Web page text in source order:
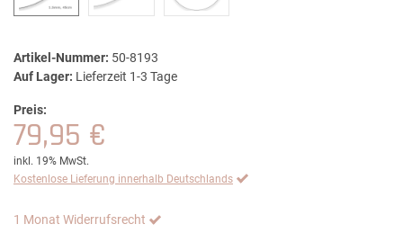
Artikel-Nummer: 50-8193
Auf Lager: Lieferzeit 1-3 Tage
Preis:
79,95 €
inkl. 19% MwSt.
Kostenlose Lieferung innerhalb Deutschlands
1 Monat Widerrufsrecht